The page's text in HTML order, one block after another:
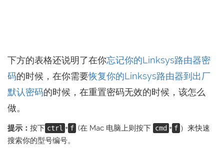
下方的表格还说明了在你忘记你的Linksys路由器密
码的时候，在你需要恢复你的Linksys路由器到出厂
默认密码的时候，在重置密码无效的时候，该怎么
做。
提示： 按下 ctrl + f (在 Mac 电脑上则按下 cmd + f ）来快速
搜索你的型号编号。